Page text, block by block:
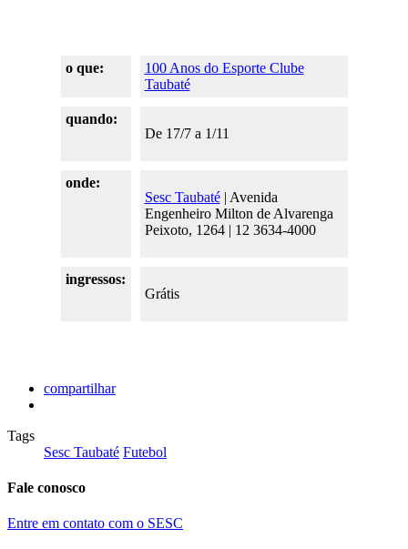
o que:
100 Anos do Esporte Clube
Taubaté
quando:
De 17/7 a 1/11
onde:
Sesc Taubaté| Avenida
Engenheiro Milton de Alvarenga
Peixoto, 1264 | 12 3634-4000
ingressos:
Grátis
compartilhar
Tags
Sesc Taubaté Futebol
Fale conosco
Entre em contato com o SESC